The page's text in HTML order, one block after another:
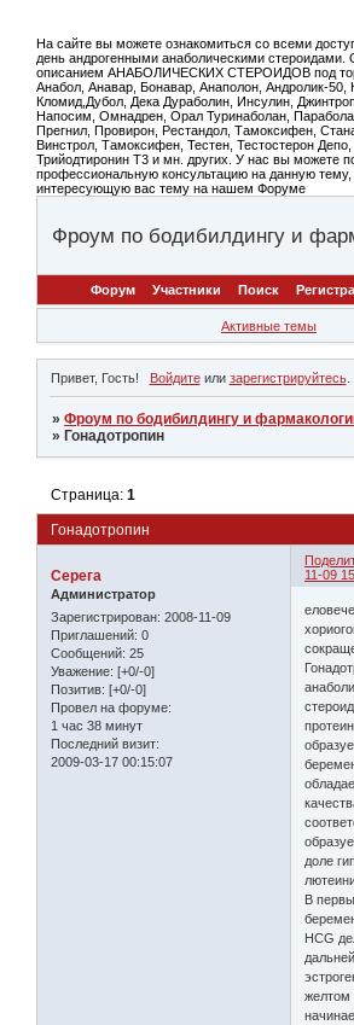
На сайте вы можете ознакомиться со всеми
день андрогенными анаболическими стероидами.
описанием АНАБОЛИЧЕСКИХ СТЕРОИДОВ под
Анабол, Анавар, Бонавар, Анаполон, Андролик-50,
Кломид,Дубол, Дека Дураболин, Инсулин,
Напосим, Омнадрен, Орал Туринаболан,
Прегнил, Провирон, Рестандол, Тамоксифен,
Винстрол, Тамоксифен, Тестен, Тестостерон Депо,
Трийодтиронин Т3 и мн. других. У нас вы можете
профессиональную консультацию на данную тему,
интересующую вас тему на нашем Форуме
Фроум по бодибилдингу и
Форум Участники Поиск
Активные темы
Привет, Гость! Войдитеили зарегистрируйтесь.
»Фроум по бодибилдингу и
» Гонадотропин
Гонадотропин
Страница:1
11-09
Серега
Администратор
Зарегистрирован: 2008-11-09
Приглашений: 0
Сообщений: 25
Уважение: [+0/-0]
Позитив: [+0/-0]
Провел на форуме:
1 час 38 минут
Последний визит:
2009-03-17 00:15:07
доле
В
HCG
желтом